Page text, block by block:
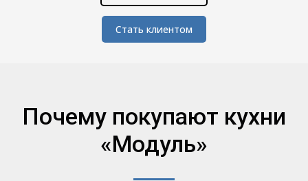
Стать клиентом
Почему покупают кухни
«Модуль»